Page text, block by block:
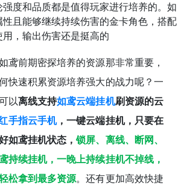
和品质都是值得玩家进行培养的。如
且能够继续持续伤害的金卡角色，搭配
，输出伤害还是挺高的
鸢前期密探培养的资源那非常重要，
快速积累资源培养强大的战力呢？一
以离线支持如鸢云端挂机刷资源的云
手指云手机，一键云端挂机，只要在
如鸢挂机状态，锁屏、离线、断网、
持续挂机，一晚上持续挂机不掉线，
松拿到最多资源。还有更加高效快捷